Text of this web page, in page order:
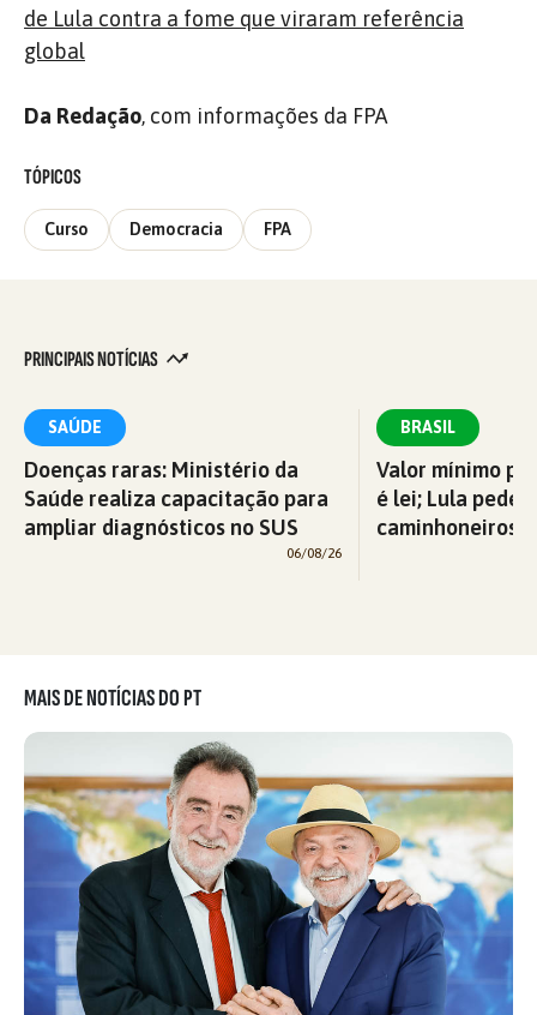
de Lula contra a fome que viraram referência
global
Da Redação, com informações da FPA
TÓPICOS
Curso Democracia FPA
PRINCIPAIS NOTÍCIAS
SAÚDE
Doenças raras: Ministério da
Saúde realiza capacitação para
ampliar diagnósticos no SUS
06/08/26
BRASIL
Valor mínimo
é lei; Lula pede
caminhoneiros
MAIS DE NOTÍCIAS DO PT